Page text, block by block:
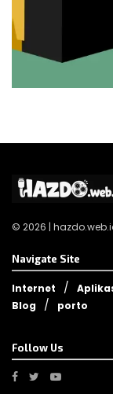
© 2026 |
Navigate Site
Internet
Blog
porto
Follow Us